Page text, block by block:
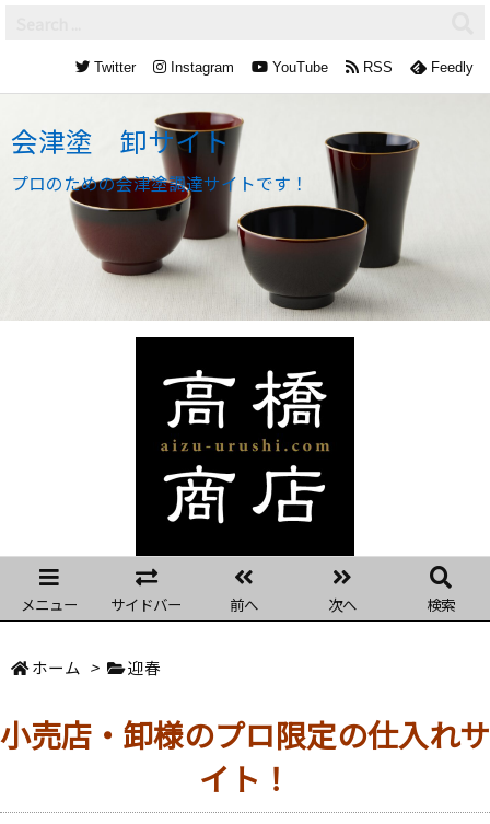
会津塗 卸サイト
プロのための会津塗調達サイトです！
メニュー サイドバー 前へ 次へ 検索
Twitter Instagram YouTube RSS Feedly
ホーム > 迎春
小売店・卸様のプロ限定の仕入れサ
イト！